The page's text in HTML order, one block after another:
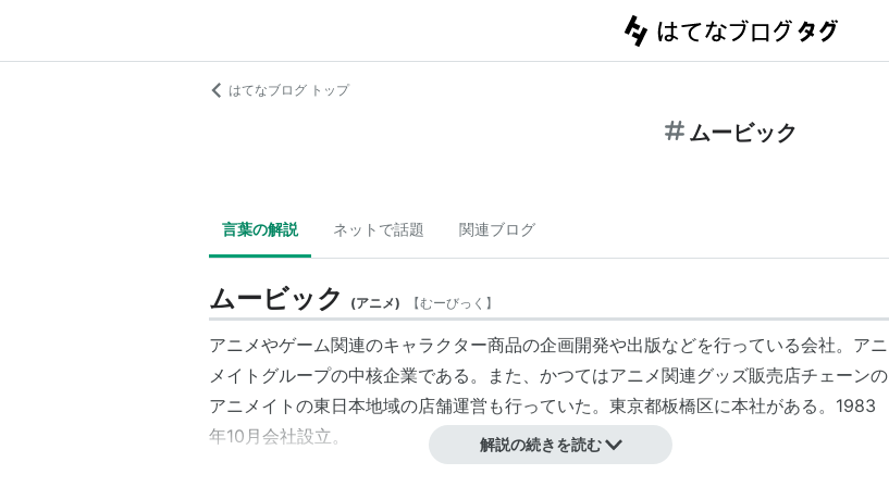
はてなブログ トップ
ムービック
言葉の解説 ネットで話題 関連ブログ
ムービック (アニメ) 【むーびっく 】
アニメやゲーム関連のキャラクター商品の企画開発や出版などを行っている会社。アニ
メイトグループの中核企業である。また、かつてはアニメ関連グッズ販売店チェーンの
アニメイトの東日本地域の店舗運営も行っていた。東京都板橋区に本社がある。1983
年10月会社設立。
解説の続きを読む